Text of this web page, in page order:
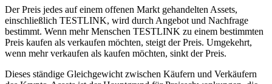
Der Preis jedes auf einem offenen Markt gehandelten Assets,
einschließlich TESTLINK, wird durch Angebot und Nachfrage
bestimmt. Wenn mehr Menschen TESTLINK zu einem bestimmten
Preis kaufen als verkaufen möchten, steigt der Preis. Umgekehrt,
wenn mehr verkaufen als kaufen möchten, sinkt der Preis.
Dieses ständige Gleichgewicht zwischen Käufern und Verkäufern